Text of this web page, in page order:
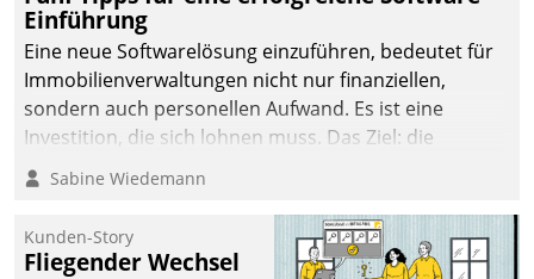
Einführung
Eine neue Softwarelösung einzuführen, bedeutet für
Immobilienverwaltungen nicht nur finanziellen,
sondern auch personellen Aufwand. Es ist eine
Investition, die sich lohnen muss. Das Ziel: die
nachhaltige Optimierung der Geschäftsabläufe. Damit
dieses Ziel erreicht wird, sollten einige Grundregeln
Sabine Wiedemann
Kunden-Story
Fliegender Wechsel